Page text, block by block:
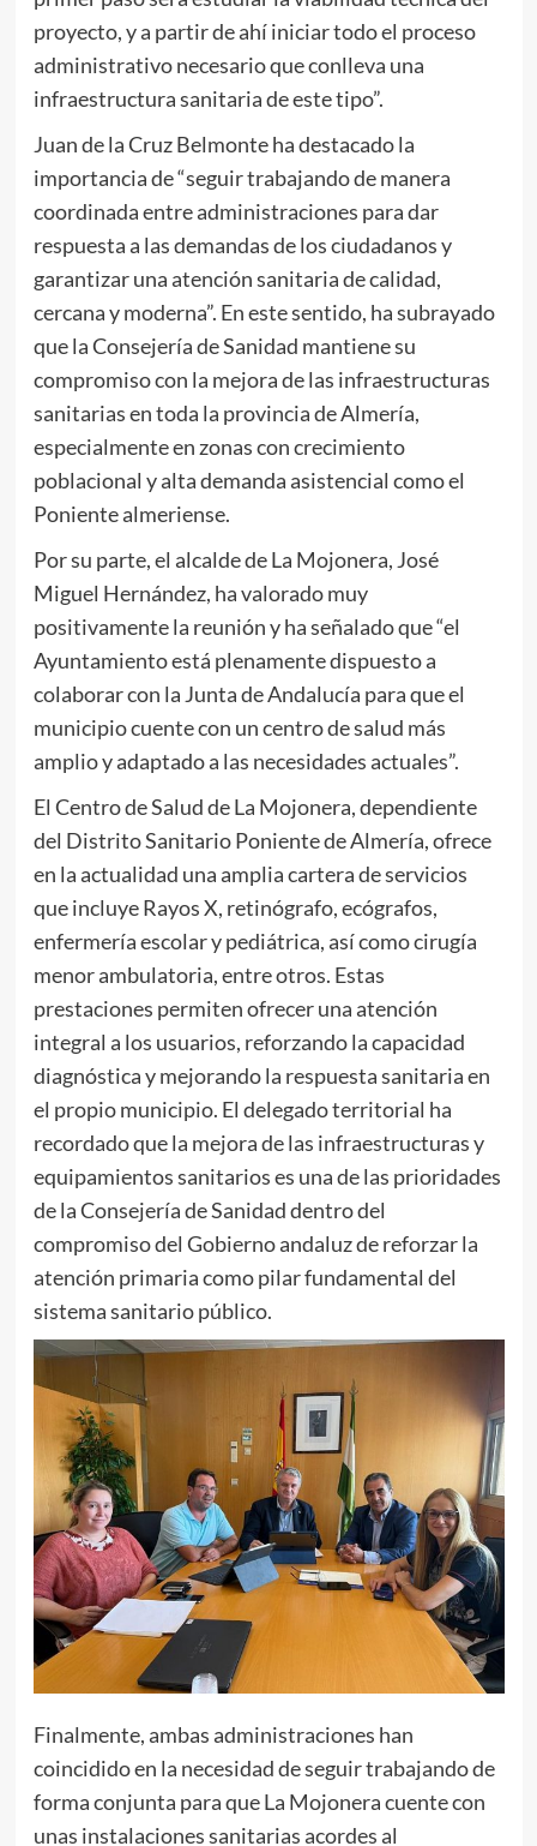
proyecto, y a partir de ahí iniciar todo el proceso
administrativo necesario que conlleva una
infraestructura sanitaria de este tipo”.
Juan de la Cruz Belmonte ha destacado la
importancia de “seguir trabajando de manera
coordinada entre administraciones para dar
respuesta a las demandas de los ciudadanos y
garantizar una atención sanitaria de calidad,
cercana y moderna”. En este sentido, ha subrayado
que la Consejería de Sanidad mantiene su
compromiso con la mejora de las infraestructuras
sanitarias en toda la provincia de Almería,
especialmente en zonas con crecimiento
poblacional y alta demanda asistencial como el
Poniente almeriense.
Por su parte, el alcalde de La Mojonera, José
Miguel Hernández, ha valorado muy
positivamente la reunión y ha señalado que “el
Ayuntamiento está plenamente dispuesto a
colaborar con la Junta de Andalucía para que el
municipio cuente con un centro de salud más
amplio y adaptado a las necesidades actuales”.
El Centro de Salud de La Mojonera, dependiente
del Distrito Sanitario Poniente de Almería, ofrece
en la actualidad una amplia cartera de servicios
que incluye Rayos X, retinógrafo, ecógrafos,
enfermería escolar y pediátrica, así como cirugía
menor ambulatoria, entre otros. Estas
prestaciones permiten ofrecer una atención
integral a los usuarios, reforzando la capacidad
diagnóstica y mejorando la respuesta sanitaria en
el propio municipio. El delegado territorial ha
recordado que la mejora de las infraestructuras y
equipamientos sanitarios es una de las prioridades
de la Consejería de Sanidad dentro del
compromiso del Gobierno andaluz de reforzar la
atención primaria como pilar fundamental del
sistema sanitario público.
Finalmente, ambas administraciones han
coincidido en la necesidad de seguir trabajando de
forma conjunta para que La Mojonera cuente con
unas instalaciones sanitarias acordes al